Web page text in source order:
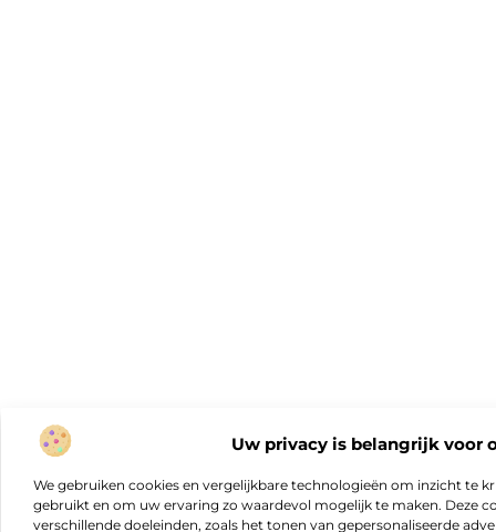
Uw privacy is belangrijk voor
We gebruiken cookies en vergelijkbare technologieën om inzicht te
gebruikt en om uw ervaring zo waardevol mogelijk te maken. Deze
verschillende doeleinden, zoals het tonen van gepersonaliseerde